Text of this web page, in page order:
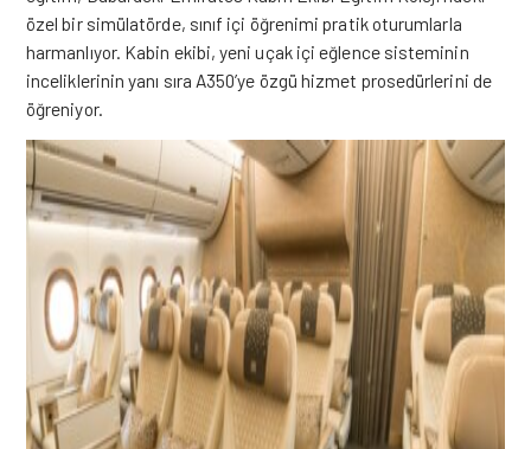
özel bir simülatörde, sınıf içi öğrenimi pratik oturumlarla
harmanlıyor. Kabin ekibi, yeniuçakiçi eğlence sisteminin
inceliklerinin yanı sıra A350’ye özgü hizmet prosedürlerini de
öğreniyor.